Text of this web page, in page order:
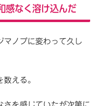
感なく溶け込んだ
マノブに変わって久し
える。